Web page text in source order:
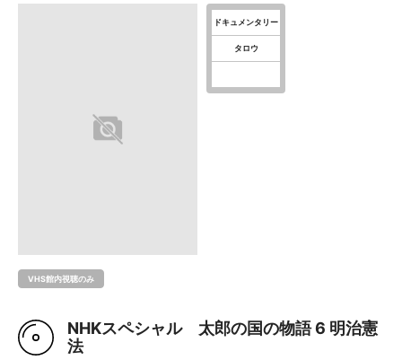
VHS館内視聴のみ
ドキュメンタリー
タロウ
NHKスペシャル 太郎の国の物語 6 明治憲
法